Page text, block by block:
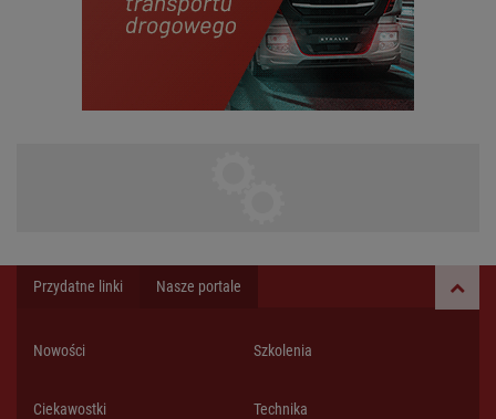
Przydatne linki Nasze portale
Nowości Szkolenia
Ciekawostki Technika